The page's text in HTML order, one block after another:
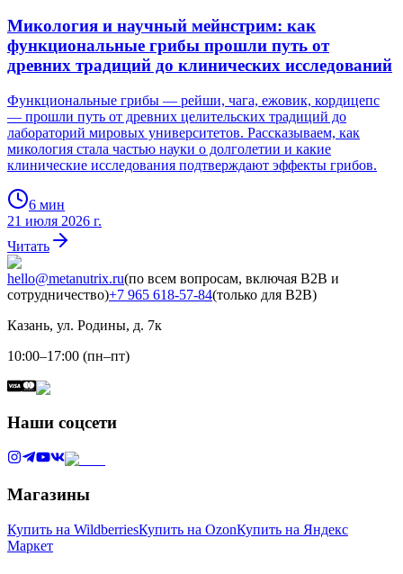
Микология и научный мейнстрим: как
функциональные грибы прошли путь от
древних традиций до клинических исследований
Функциональные грибы — рейши, чага, ежовик, кордицепс
— прошли путь от древних целительских традиций до
лабораторий мировых университетов. Рассказываем, как
микология стала частью науки о долголетии и какие
клинические исследования подтверждают эффекты грибов.
6 мин
21 июля 2026 г.
Читать
hello@metanutrix.ru(по всем вопросам, включая B2B и
сотрудничество)+7 965 618-57-84(только для B2B)
Казань, ул. Родины, д. 7к
10:00–17:00 (пн–пт)
Наши соцсети
Магазины
Купить на WildberriesКупить на OzonКупить на Яндекс
Маркет